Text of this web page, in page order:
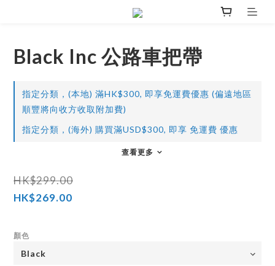
Black Inc 公路車把帶
指定分類，(本地) 滿HK$300, 即享免運費優惠 (偏遠地區
順豐將向收方收取附加費)
指定分類，(海外) 購買滿USD$300, 即享 免運費 優惠
查看更多
HK$299.00
HK$269.00
顏色